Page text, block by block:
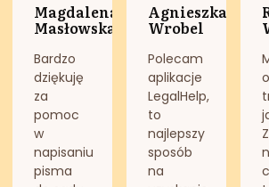
Magdalena
Masłowska
Bardzo
dziękuję
za
pomoc
w
napisaniu
pisma
Agnieszka
Wrobel
Polecam
aplikacje
LegalHelp,
to
najlepszy
sposób
na